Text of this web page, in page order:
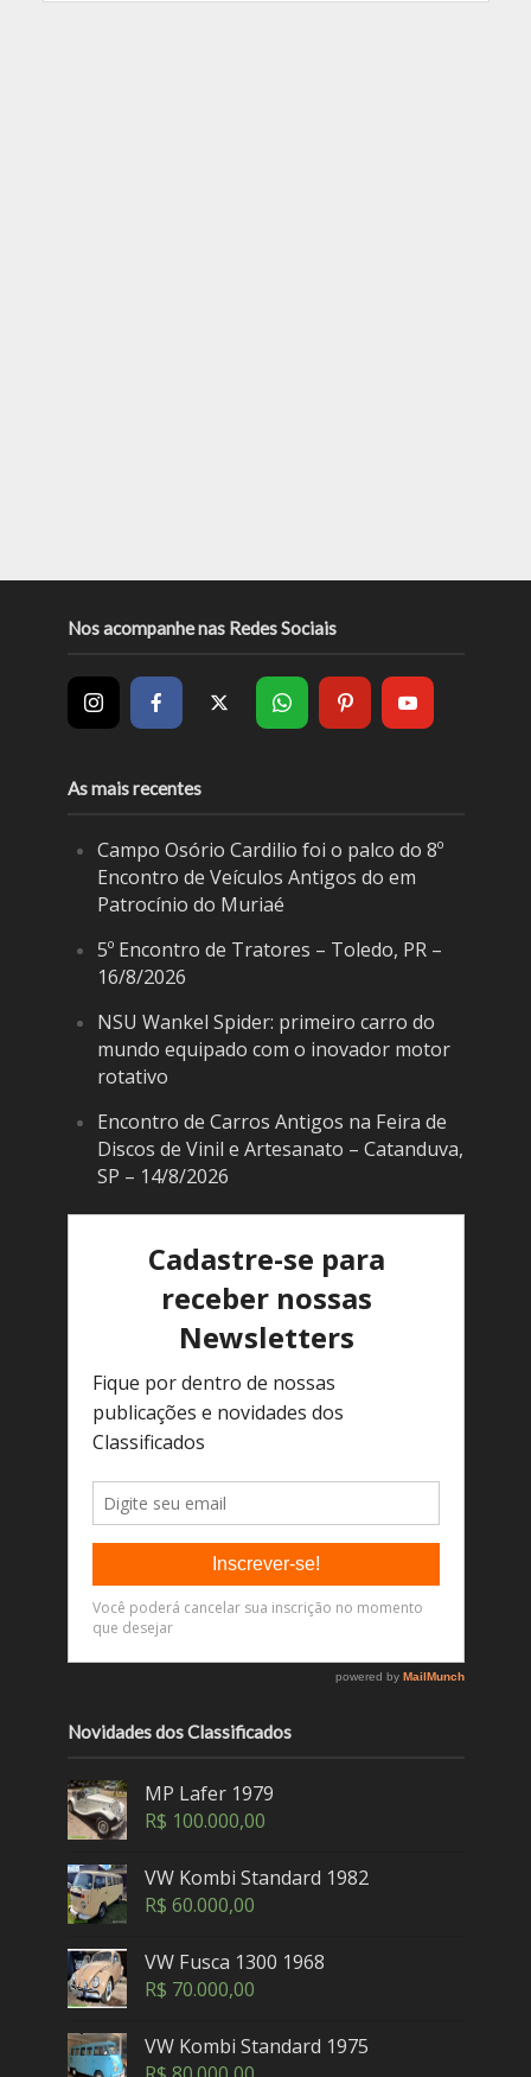
Nos acompanhe nas Redes Sociais
As mais recentes
Campo Osório Cardilio foi o palco do 8º
Encontro de Veículos Antigos do em
Patrocínio do Muriaé
5º Encontro de Tratores – Toledo, PR –
16/8/2026
NSU Wankel Spider: primeiro carro do
mundo equipado com o inovador motor
rotativo
Encontro de Carros Antigos na Feira de
Discos de Vinil e Artesanato – Catanduva,
SP – 14/8/2026
Novidades dos Classificados
MP Lafer 1979
R$ 100.000,00
VW Kombi Standard 1982
R$ 60.000,00
VW Fusca 1300 1968
R$ 70.000,00
VW Kombi Standard 1975